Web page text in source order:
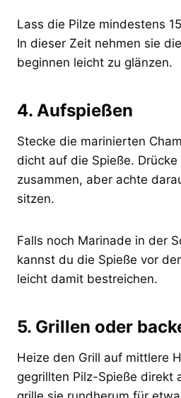
Lass die Pilze mindestens
In dieser Zeit nehmen sie
beginnen leicht zu glänzen.
4. Aufspießen
Stecke die marinierten
dicht auf die Spieße.
zusammen, aber achte
sitzen.
Falls noch Marinade in der
kannst du die Spieße vor
leicht damit bestreichen.
5. Grillen oder
Heize den Grill auf mittlere
gegrillten Pilz-Spieße direkt